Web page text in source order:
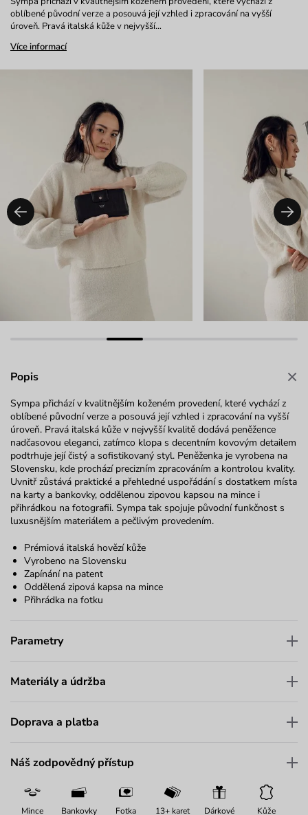
oblíbené původní verze a posouvá její vzhled i zpracování na vyšší
úroveň. Pravá italská kůže v nejvyšší…
Více informací
Popis
Sympa přichází v kvalitnějším koženém provedení, které vychází z
oblíbené původní verze a posouvá její vzhled i zpracování na vyšší
úroveň. Pravá italská kůže v nejvyšší kvalitě dodává peněžence
nadčasovou eleganci, zatímco klopa s decentním kovovým detailem
podtrhuje její čistý a sofistikovaný styl. Peněženka je vyrobena na
Slovensku, kde prochází pre­cizním zpracováním a kontrolou kvality.
Uvnitř zůstává praktické a přehledné uspořádání s dostatkem místa
na karty a bankovky, oddělenou zipovou kapsou na mince i
přihrádkou na fotografii. Sympa tak spojuje původní funkčnost s
luxusnějším materiálem a pečlivým provedením.
Prémiová italská hovězí kůže
Vyrobeno na Slovensku
Zapínání na patent
Oddělená zipová kapsa na mince
Přihrádka na fotku
Parametry
Materiály a údržba
Doprava a platba
Náš zodpovědný přístup
Mince Bankovky Fotka 13+ karet Dárkové Kůže